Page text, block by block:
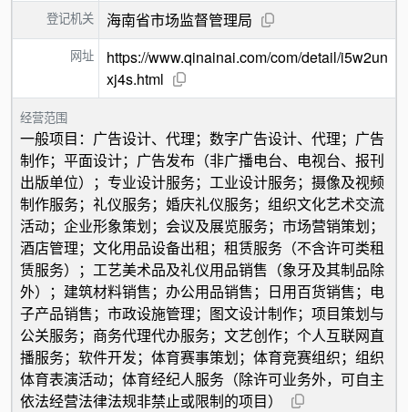
登记机关 海南省市场监督管理局
网址
https://www.qinainai.com/com/detail/i5w2un
xj4s.html
经营范围
一般项目：广告设计、代理；数字广告设计、代理；广告
制作；平面设计；广告发布（非广播电台、电视台、报刊
出版单位）；专业设计服务；工业设计服务；摄像及视频
制作服务；礼仪服务；婚庆礼仪服务；组织文化艺术交流
活动；企业形象策划；会议及展览服务；市场营销策划；
酒店管理；文化用品设备出租；租赁服务（不含许可类租
赁服务）；工艺美术品及礼仪用品销售（象牙及其制品除
外）；建筑材料销售；办公用品销售；日用百货销售；电
子产品销售；市政设施管理；图文设计制作；项目策划与
公关服务；商务代理代办服务；文艺创作；个人互联网直
播服务；软件开发；体育赛事策划；体育竞赛组织；组织
体育表演活动；体育经纪人服务（除许可业务外，可自主
依法经营法律法规非禁止或限制的项目）